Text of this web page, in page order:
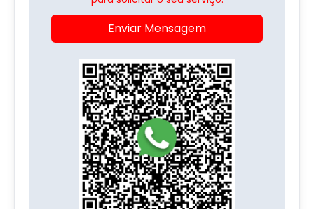
Enviar Mensagem